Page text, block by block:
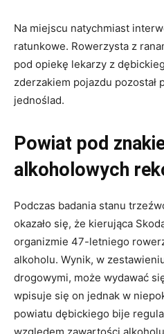
Na miejscu natychmiast
ratunkowe. Rowerzysta z
pod opiekę lekarzy z
zderzakiem pojazdu pozostał
jednoślad.
Powiat pod
alkoholowych
Podczas badania stanu
okazało się, że kierująca
organizmie 47-letniego
alkoholu. Wynik, w
drogowymi, może wydawać
wpisuje się on jednak w
powiatu dębickiego bije